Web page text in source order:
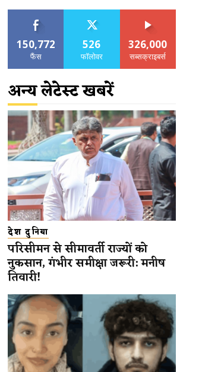
150,772
फैंस
526
फॉलोवर
326,000
सब्सक्राइबर्स
अन्य लेटेस्ट खबरें
देश दुनिया
परिसीमन से सीमावर्ती राज्यों को
नुकसान, गंभीर समीक्षा जरूरी: मनीष
तिवारी!